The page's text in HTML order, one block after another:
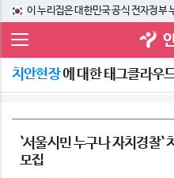
이 누리집은 대한민국 공식 전자정부
치안현장에 대한 태그클라우
`서울시민 누구나 자치경찰`
모집